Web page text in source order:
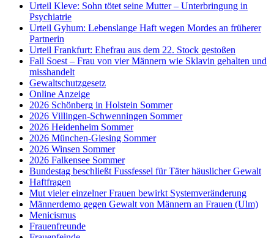
Urteil Kleve: Sohn tötet seine Mutter – Unterbringung in
Psychiatrie
Urteil Gyhum: Lebenslange Haft wegen Mordes an früherer
Partnerin
Urteil Frankfurt: Ehefrau aus dem 22. Stock gestoßen
Fall Soest – Frau von vier Männern wie Sklavin gehalten und
misshandelt
Gewaltschutzgesetz
Online Anzeige
2026 Schönberg in Holstein Sommer
2026 Villingen-Schwenningen Sommer
2026 Heidenheim Sommer
2026 München-Giesing Sommer
2026 Winsen Sommer
2026 Falkensee Sommer
Bundestag beschließt Fussfessel für Täter häuslicher Gewalt
Haftfragen
Mut vieler einzelner Frauen bewirkt Systemveränderung
Männerdemo gegen Gewalt von Männern an Frauen (Ulm)
Menicismus
Frauenfreunde